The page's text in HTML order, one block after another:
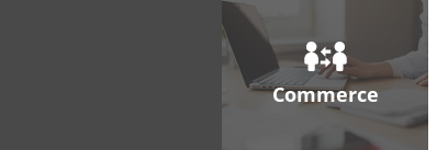
Commerce